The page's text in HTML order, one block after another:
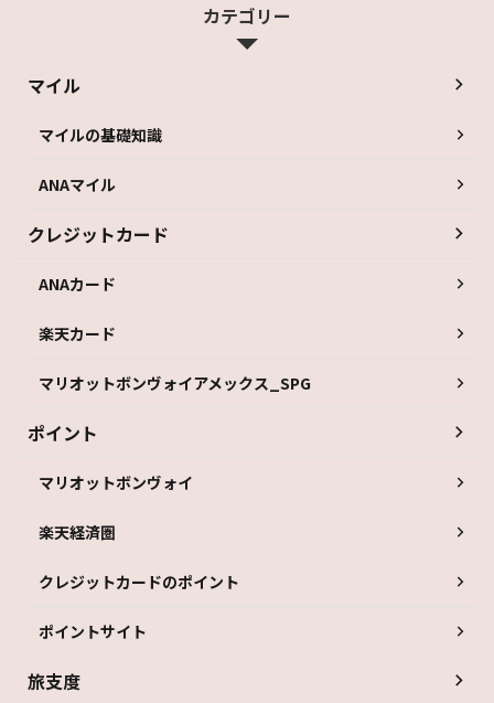
カテゴリー
マイル
マイルの基礎知識
ANAマイル
クレジットカード
ANAカード
楽天カード
マリオットボンヴォイアメックス_SPG
ポイント
マリオットボンヴォイ
楽天経済圏
クレジットカードのポイント
ポイントサイト
旅支度